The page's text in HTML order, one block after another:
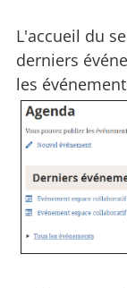
L'accueil du
derniers
les